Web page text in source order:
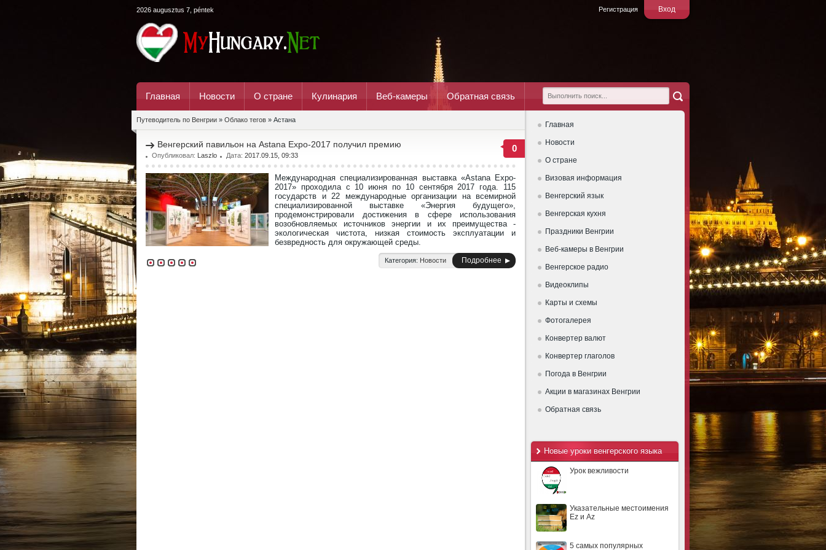
Вход
Регистрация
2026 augusztus 7, péntek
Главная Новости О стране Кулинария Веб-камеры Обратная связь
Главная
Новости
О стране
Визовая информация
Венгерский язык
Венгерская кухня
Праздники Венгрии
Веб-камеры в Венгрии
Венгерское радио
Видеоклипы
Карты и схемы
Фотогалерея
Конвертер валют
Конвертер глаголов
Погода в Венгрии
Акции в магазинах Венгрии
Обратная связь
Новые уроки венгерского языка
Урок вежливости
Указательные местоимения
Ez и Az
5 самых популярных
Путеводитель по Венгрии » Облако тегов » Астана
0
Венгерский павильон на Astana Expo-2017 получил премию
Опубликовал: Laszlo Дата: 2017.09.15, 09:33
Международная специализированная выставка «Astana Expo-
2017» проходила с 10 июня по 10 сентября 2017 года. 115
государств и 22 международные организации на всемирной
специализированной выставке «Энергия будущего»,
продемонстрировали достижения в сфере использования
возобновляемых источников энергии и их преимущества -
экологическая чистота, низкая стоимость эксплуатации и
безвредность для окружающей среды.
Категория: Новости Подробнее